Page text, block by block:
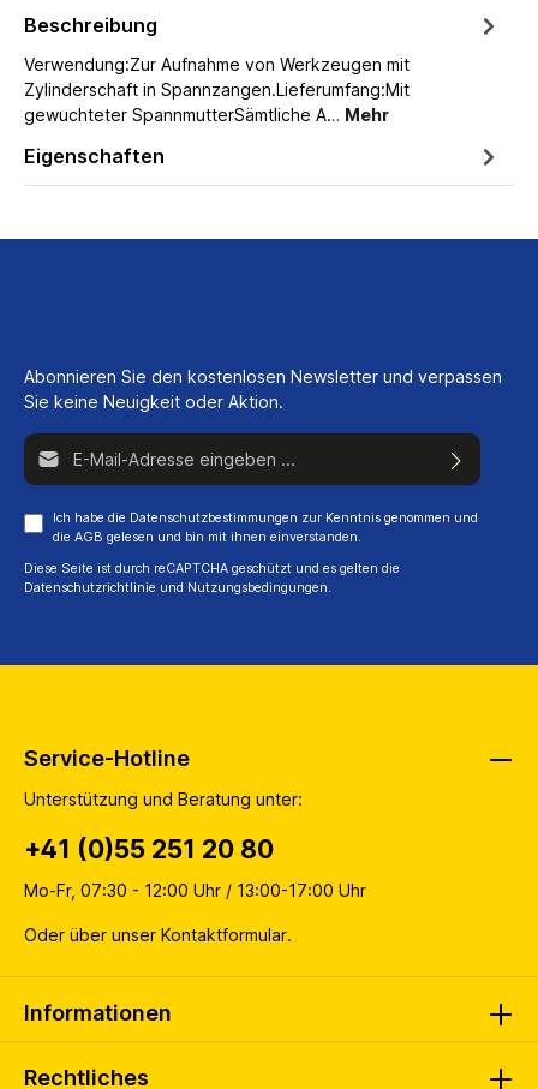
Beschreibung
Verwendung:Zur Aufnahme von Werkzeugen mit
Zylinderschaft in Spannzangen.Lieferumfang:Mit
gewuchteter SpannmutterSämtliche A… Mehr
Eigenschaften
Abonnieren Sie den kostenlosen Newsletter und verpassen
Sie keine Neuigkeit oder Aktion.
E-Mail-Adresse*
Ich habe die Datenschutzbestimmungen zur Kenntnis genommen und
die AGB gelesen und bin mit ihnen einverstanden.
Diese Seite ist durch reCAPTCHA geschützt und es gelten die
Datenschutzrichtlinie und Nutzungsbedingungen
Service-Hotline
Unterstützung und Beratung unter:
+41 (0)55 251 20 80
Mo-Fr, 07:30 - 12:00 Uhr / 13:00-17:00 Uhr
Oder über unser Kontaktformular.
Informationen
Rechtliches